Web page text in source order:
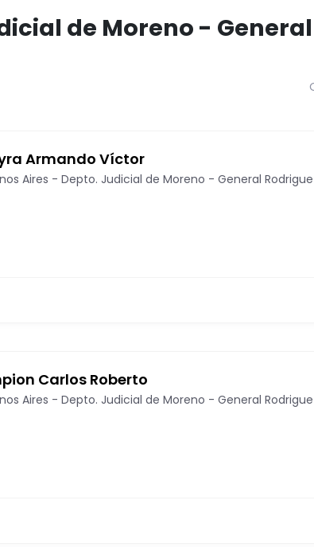
de Moreno -
Armando Víctor
Aires - Depto. Judicial de Moreno - General
Carlos Roberto
Aires - Depto. Judicial de Moreno - General